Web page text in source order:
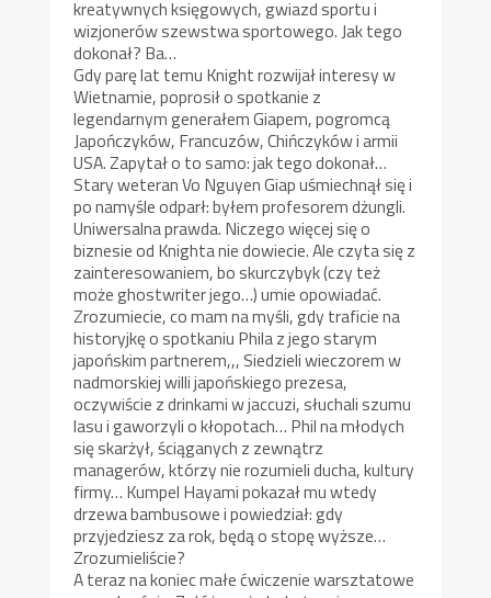
kreatywnych księgowych, gwiazd sportu i
wizjonerów szewstwa sportowego. Jak tego
dokonał? Ba…
Gdy parę lat temu Knight rozwijał interesy w
Wietnamie, poprosił o spotkanie z
legendarnym generałem Giapem, pogromcą
Japończyków, Francuzów, Chińczyków i armii
USA. Zapytał o to samo: jak tego dokonał…
Stary weteran Vo Nguyen Giap uśmiechnął się i
po namyśle odparł: byłem profesorem dżungli.
Uniwersalna prawda. Niczego więcej się o
biznesie od Knighta nie dowiecie. Ale czyta się z
zainteresowaniem, bo skurczybyk (czy też
może ghostwriter jego…) umie opowiadać.
Zrozumiecie, co mam na myśli, gdy traficie na
historyjkę o spotkaniu Phila z jego starym
japońskim partnerem,,, Siedzieli wieczorem w
nadmorskiej willi japońskiego prezesa,
oczywiście z drinkami w jaccuzi, słuchali szumu
lasu i gaworzyli o kłopotach… Phil na młodych
się skarżył, ściąganych z zewnątrz
managerów, którzy nie rozumieli ducha, kultury
firmy… Kumpel Hayami pokazał mu wtedy
drzewa bambusowe i powiedział: gdy
przyjedziesz za rok, będą o stopę wyższe…
Zrozumieliście?
A teraz na koniec małe ćwiczenie warsztatowe